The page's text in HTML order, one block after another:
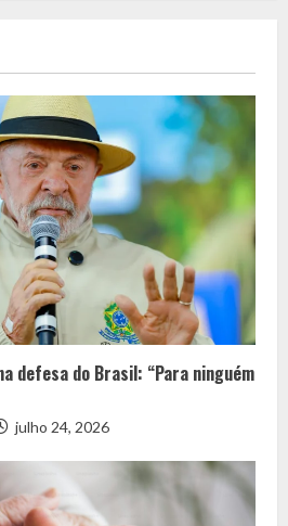
defesa do Brasil: “Para ninguém
julho 24, 2026